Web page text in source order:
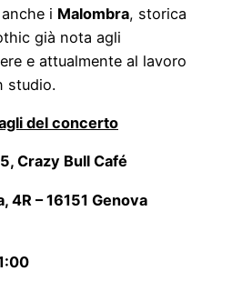
i Malombra, storica
già nota agli
e attualmente al lavoro
studio.
del concerto
Crazy Bull Café
4R – 16151 Genova